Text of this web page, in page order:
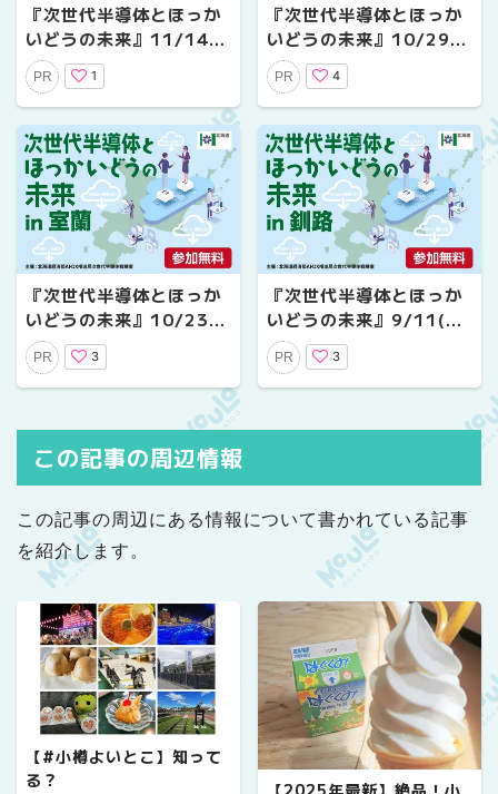
『次世代半導体とほっか
いどうの未来』11/14
(金)に帯広で開催！現地
／オンライン聴講参加者
募集中
PR 1
『次世代半導体とほっか
いどうの未来』10/29
(水)に北見で開催！現地
／オンライン聴講参加者
募集中
PR 4
『次世代半導体とほっか
いどうの未来』10/23
(木)に室蘭で開催！現地
／オンライン聴講参加者
募集中
PR 3
『次世代半導体とほっか
いどうの未来』9/11(木)
に釧路で開催！現地／オ
ンライン聴講参加者募集
中
PR 3
この記事の周辺情報
この記事の周辺にある情報について書かれている記事
を紹介します。
【#小樽よいとこ】知って
る？